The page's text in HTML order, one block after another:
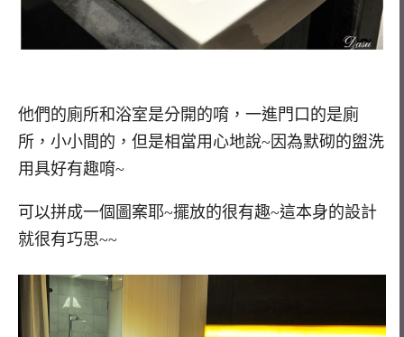
他們的廁所和浴室是分開的唷，一進門口的是廁
所，小小間的，但是相當用心地說~因為默砌的盥洗
用具好有趣唷~
可以拼成一個圖案耶~擺放的很有趣~這本身的設計
就很有巧思~~